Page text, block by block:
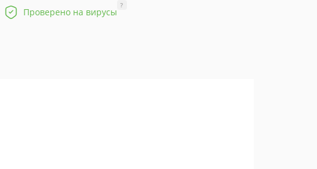
Проверено на вирусы
?